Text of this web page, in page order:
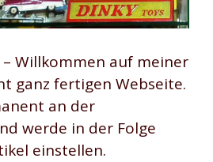
Willkommen auf meiner
ganz fertigen Webseite.
an der
werde in der Folge
einstellen.